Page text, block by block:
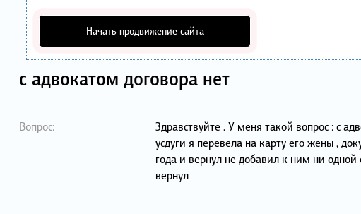
Начать продвижение сайта
с адвокатом договора нет
Вопрос:
Здравствуйте . У меня такой вопрос : с
усдуги я перевела на карту его жены ,
года и вернул не добавил к ним ни
вернул